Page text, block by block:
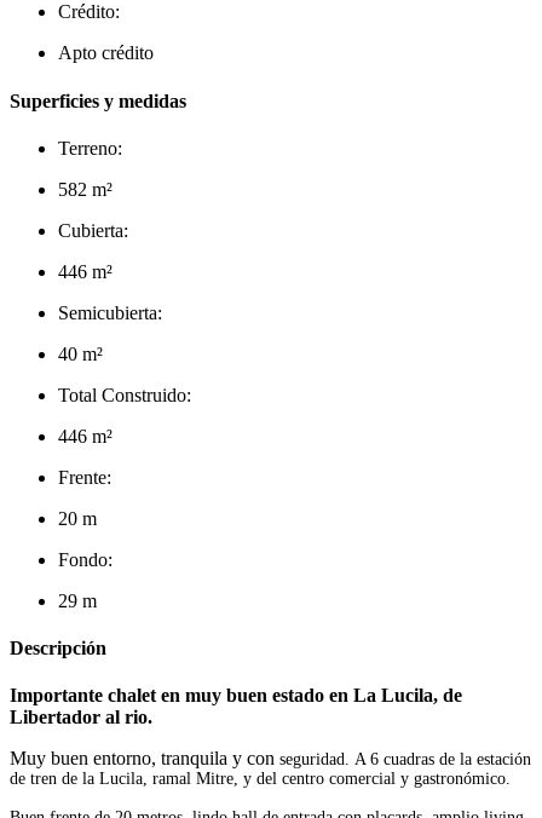
Crédito:
Apto crédito
Superficies y medidas
Terreno:
582 m²
Cubierta:
446 m²
Semicubierta:
40 m²
Total Construido:
446 m²
Frente:
20 m
Fondo:
29 m
Descripción
Importante chalet en muy buen estado en La Lucila, de
Libertador al rio.
Muy buen entorno, tranquila y con seguridad. A 6 cuadras de la estación
de tren de la Lucila, ramal Mitre, y del centro comercial y gastronómico.